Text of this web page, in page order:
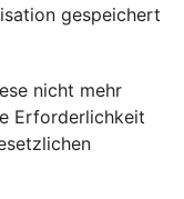
gespeichert
nicht mehr
Erforderlichkeit